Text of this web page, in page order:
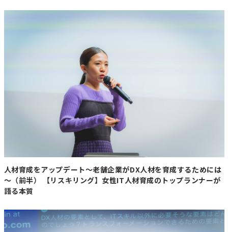
人材育成をアップデート～老舗企業がDX人材を育成するためには
～（前半） 【リスキリング】女性IT人材育成のトップランナーが
語る本質